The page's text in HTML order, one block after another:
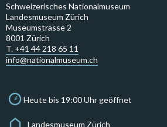
Schweizerisches Nationalmuseum
Landesmuseum Zürich
Museumstrasse 2
8001 Zürich
T. +41 44 218 65 11
info@nationalmuseum.ch
Heute bis 19:00 Uhr geöffnet
Landesmuseum Zürich